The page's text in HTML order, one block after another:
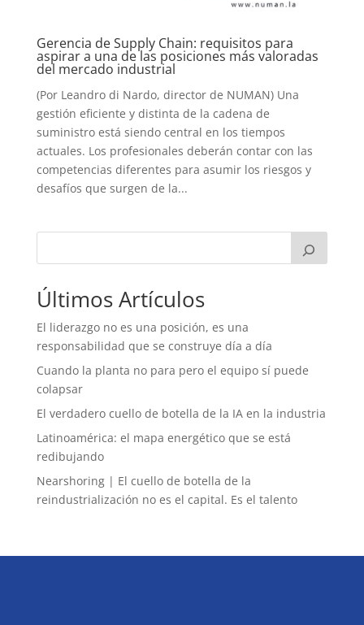
Gerencia de Supply Chain: requisitos para
aspirar a una de las posiciones más valoradas
del mercado industrial
(Por Leandro di Nardo, director de NUMAN) Una
gestión eficiente y distinta de la cadena de
suministro está siendo central en los tiempos
actuales. Los profesionales deberán contar con las
competencias diferentes para asumir los riesgos y
desafíos que surgen de la...
Últimos Artículos
El liderazgo no es una posición, es una
responsabilidad que se construye día a día
Cuando la planta no para pero el equipo sí puede
colapsar
El verdadero cuello de botella de la IA en la industria
Latinoamérica: el mapa energético que se está
redibujando
Nearshoring | El cuello de botella de la
reindustrialización no es el capital. Es el talento